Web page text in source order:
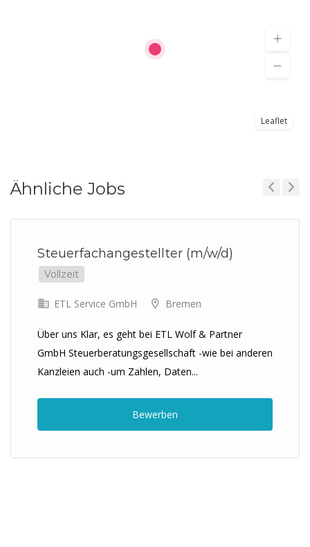
Leaflet
Ähnliche Jobs
Steuerfachangestellter (m/w/d)
Vollzeit
ETL Service GmbH Bremen
Über uns Klar, es geht bei ETL Wolf & Partner
GmbH Steuerberatungsgesellschaft -wie bei anderen
Kanzleien auch -um Zahlen, Daten...
Bewerben